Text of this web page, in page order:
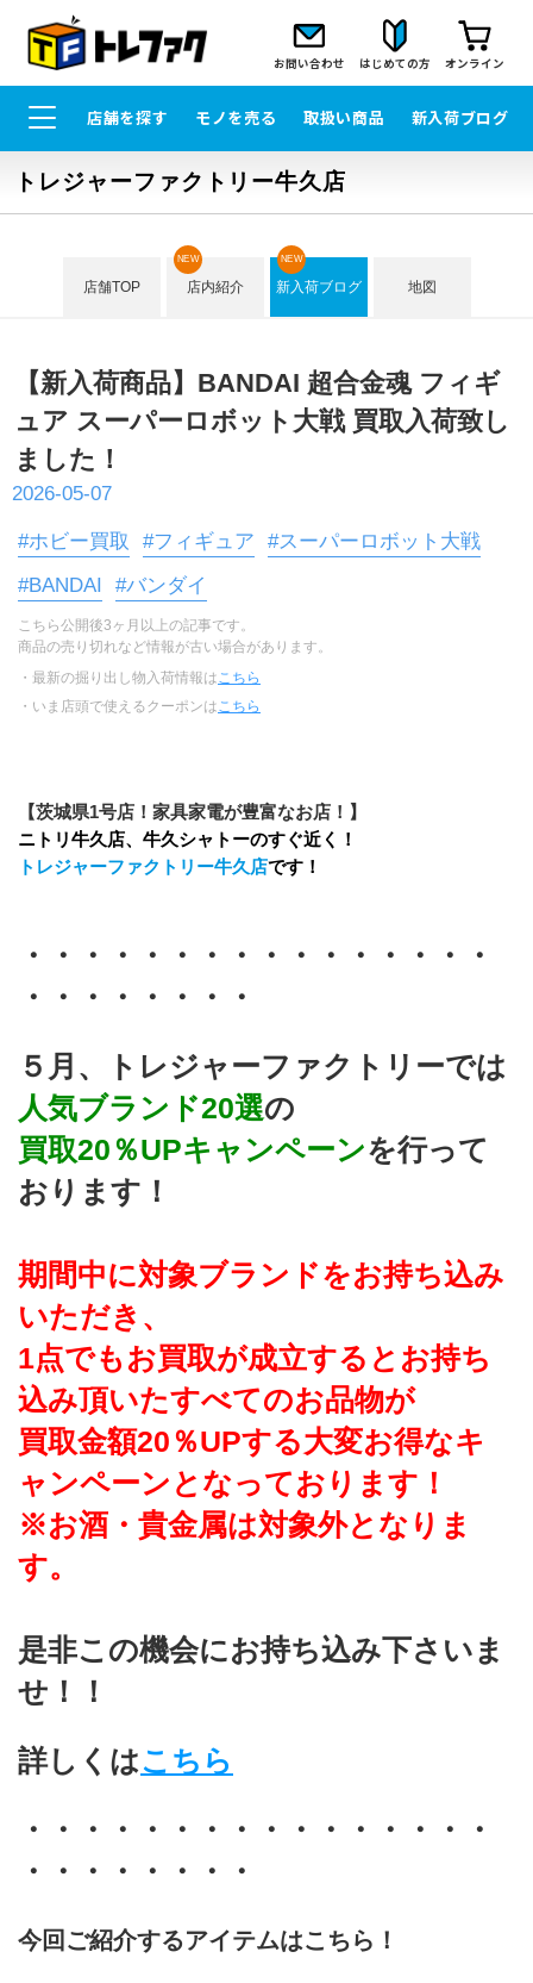
お問い合わせ はじめての方 オンライン
店舗を探す モノを売る 取扱い商品 新入荷ブログ
トレジャーファクトリー牛久店
店舗TOP 店内紹介
NEW
新入荷ブログ
NEW
地図
【新入荷商品】BANDAI 超合金魂 フィギ
ュア スーパーロボット大戦 買取入荷致し
ました！
2026-05-07
#ホビー買取 #フィギュア
#スーパーロボット大戦
#BANDAI
#バンダイ
こちら公開後3ヶ月以上の記事です。
商品の売り切れなど情報が古い場合があります。
・最新の掘り出し物入荷情報は こちら
・いま店頭で使えるクーポンは こちら
【茨城県1号店！家具家電が豊富なお店！】
ニトリ牛久店、牛久シャトーのすぐ近く！
トレジャーファクトリー牛久店です！
・・・・・・・・・・・・・・・・
・・・・・・・・
５月、トレジャーファクトリーでは
人気ブランド20選の
買取20％UPキャンペーンを行って
おります！
期間中に対象ブランドをお持ち込み
いただき、
1点でもお買取が成立するとお持ち
込み頂いたすべてのお品物が
買取金額20％UPする大変お得なキ
ャンペーンとなっております！
※お酒・貴金属は対象外となりま
す。
是非この機会にお持ち込み下さいま
せ！！
詳しくはこちら
・・・・・・・・・・・・・・・・
・・・・・・・・
今回ご紹介するアイテムはこちら！